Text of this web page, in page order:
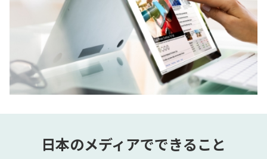
日本のメディアでできること